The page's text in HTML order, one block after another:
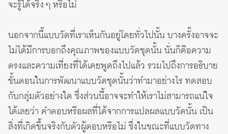
จะรู้ได้จริง ๆ หรือไม่
นอกจากนี้แบบวัดที่เราเห็นกันอยู่โดยทั่วไปนั้น บางครั้งอาจจะ
ไม่ได้มีการบอกถึงคุณภาพของแบบวัดชุดนั้น นั่นก็คือความ
ตรงและความเที่ยงที่ได้เคยพูดถึงไปแล้ว รวมไปถึงการอธิบาย
ขั้นตอนในการพัฒนาแบบวัดชุดนั้นว่าทำมาอย่างไร ทดสอบ
กับกลุ่มตัวอย่างใด ซึ่งส่วนนี้อาจจะทำให้เราไม่สามารถแน่ใจ
ได้เลยว่า คำตอบหรือผลที่ได้จากการแปลผลแบบวัดนั้น เป็น
สิ่งที่เกิดขึ้นจริงกับตัวผู้ตอบหรือไม่ ซึ่งในขณะที่แบบวัดทาง